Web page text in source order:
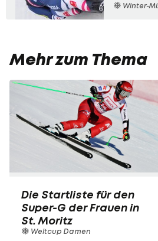
Winter-
Mehr zum Thema
Die Startliste für den
Super-G der Frauen in
St. Moritz
Weltcup Damen